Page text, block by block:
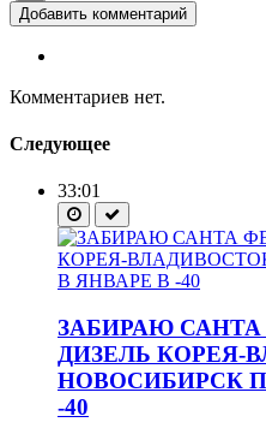
Добавить комментарий
Комментариев нет.
Следующее
33:01
ЗАБИРАЮ САНТА
ДИЗЕЛЬ КОРЕЯ-
НОВОСИБИРСК
-40